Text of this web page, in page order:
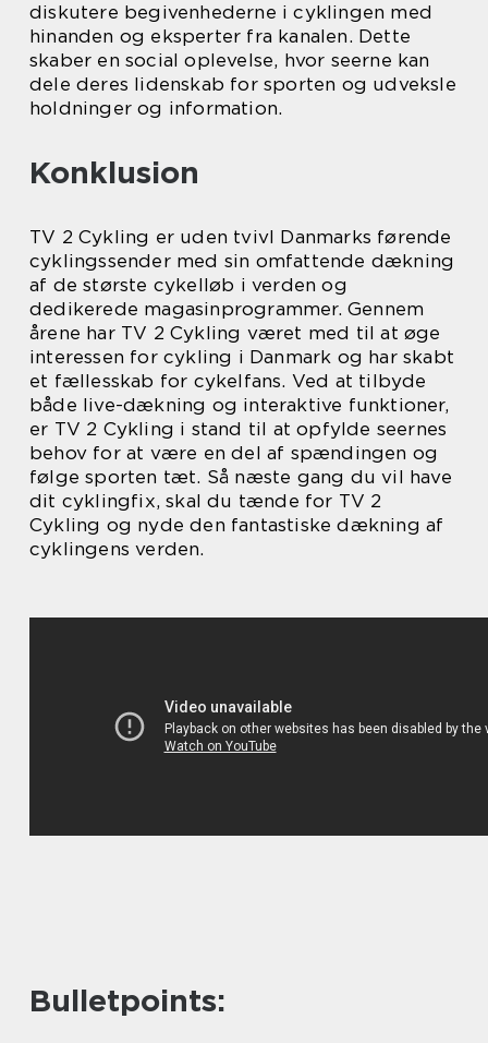
diskutere begivenhederne i cyklingen med
hinanden og eksperter fra kanalen. Dette
skaber en social oplevelse, hvor seerne kan
dele deres lidenskab for sporten og udveksle
holdninger og information.
Konklusion
TV 2 Cykling er uden tvivl Danmarks førende
cyklingssender med sin omfattende dækning
af de største cykelløb i verden og
dedikerede magasinprogrammer. Gennem
årene har TV 2 Cykling været med til at øge
interessen for cykling i Danmark og har skabt
et fællesskab for cykelfans. Ved at tilbyde
både live-dækning og interaktive funktioner,
er TV 2 Cykling i stand til at opfylde seernes
behov for at være en del af spændingen og
følge sporten tæt. Så næste gang du vil have
dit cyklingfix, skal du tænde for TV 2
Cykling og nyde den fantastiske dækning af
cyklingens verden.
Bulletpoints: